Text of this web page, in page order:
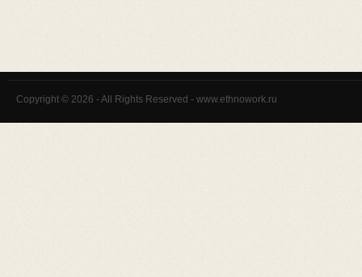
Copyright © 2026 - All Rights Reserved - www.ethnowork.ru